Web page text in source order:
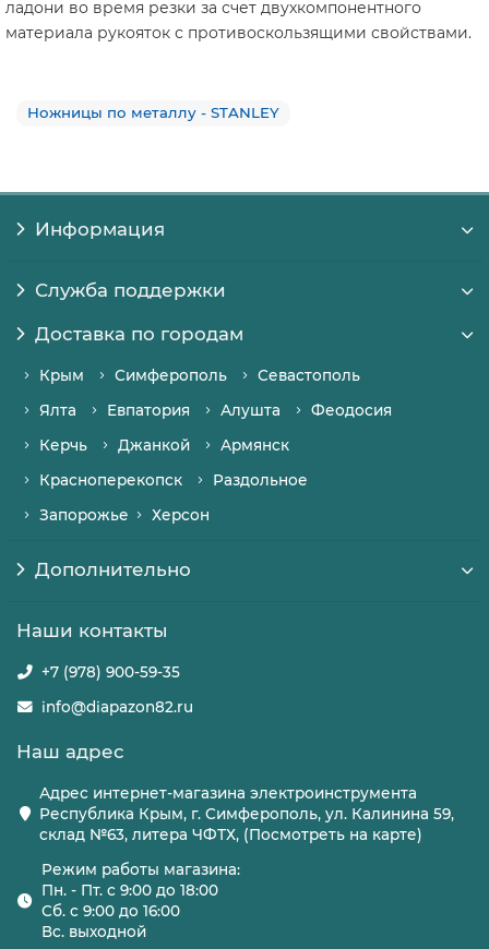
ладони во время резки за счет двухкомпонентного
материала рукояток с противоскользящими свойствами.
Ножницы по металлу - STANLEY
Информация
Служба поддержки
Доставка по городам
Крым Симферополь
Севастополь
Ялта
Евпатория Алушта
Феодосия
Керчь
Джанкой
Армянск
Красноперекопск
Раздольное
Запорожье
Херсон
Дополнительно
Наши контакты
+7 (978) 900-59-35
info@diapazon82.ru
Наш адрес
Адрес интернет-магазина электроинструмента
Республика Крым, г. Симферополь, ул. Калинина 59,
склад №63, литера ЧФТХ, (Посмотреть на карте)
Режим работы магазина:
Пн. - Пт. с 9:00 до 18:00
Сб. с 9:00 до 16:00
Вс. выходной